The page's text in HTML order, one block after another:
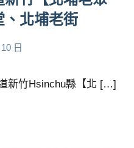
、北埔老街
日
新竹Hsinchu縣【北 […]